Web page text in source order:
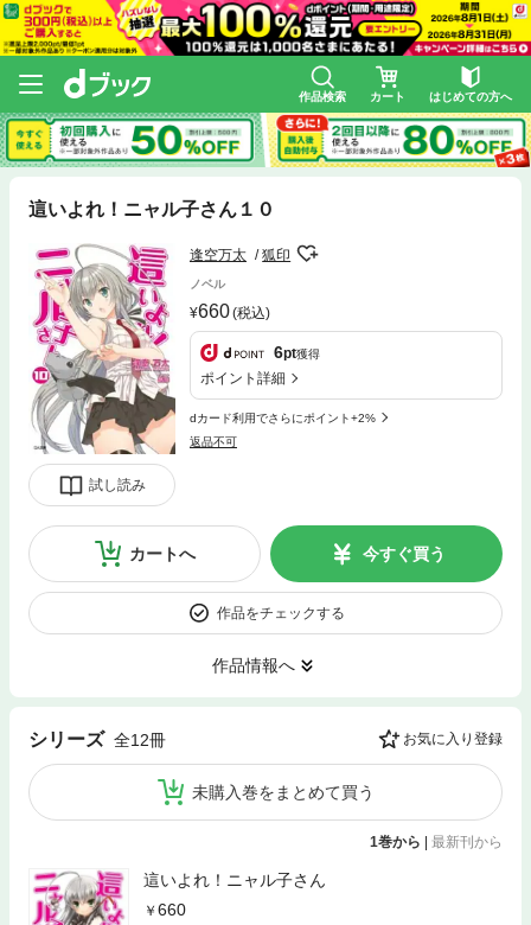
作品検索 カート はじめての方へ
這いよれ！ニャル子さん１０
試し読み
逢空万太 狐印
ノベル
660(税込)
6pt獲得
ポイント詳細
dカード利用でさらにポイント+2%
返品不可
カートへ 今すぐ買う
作品をチェックする
作品情報へ
シリーズ 全12冊 お気に入り登録
未購入巻をまとめて買う
1巻から | 最新刊から
這いよれ！ニャル子さん
660